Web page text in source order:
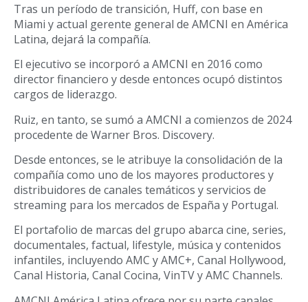
Tras un período de transición, Huff, con base en
Miami y actual gerente general de AMCNI en América
Latina, dejará la compañía.
El ejecutivo se incorporó a AMCNI en 2016 como
director financiero y desde entonces ocupó distintos
cargos de liderazgo.
Ruiz, en tanto, se sumó a AMCNI a comienzos de 2024
procedente de Warner Bros. Discovery.
Desde entonces, se le atribuye la consolidación de la
compañía como uno de los mayores productores y
distribuidores de canales temáticos y servicios de
streaming para los mercados de España y Portugal.
El portafolio de marcas del grupo abarca cine, series,
documentales, factual, lifestyle, música y contenidos
infantiles, incluyendo AMC y AMC+, Canal Hollywood,
Canal Historia, Canal Cocina, VinTV y AMC Channels.